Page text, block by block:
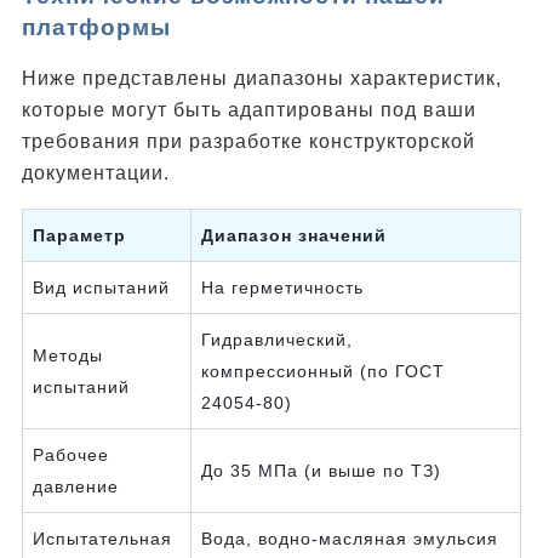
платформы
Ниже представлены диапазоны характеристик,
которые могут быть адаптированы под ваши
требования при разработке конструкторской
документации.
Параметр Диапазон значений
Вид испытаний На герметичность
Методы
испытаний
Гидравлический,
компрессионный (по ГОСТ
24054-80)
Рабочее
давление
До 35 МПа (и выше по ТЗ)
Испытательная
Вода, водно-масляная эмульсия